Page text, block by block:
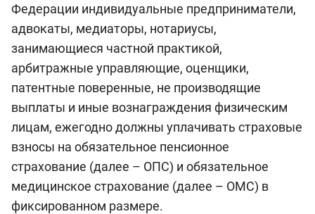
Федерации индивидуальные предприниматели,
адвокаты, медиаторы, нотариусы,
занимающиеся частной практикой,
арбитражные управляющие, оценщики,
патентные поверенные, не производящие
выплаты и иные вознаграждения физическим
лицам, ежегодно должны уплачивать страховые
взносы на обязательное пенсионное
страхование (далее – ОПС) и обязательное
медицинское страхование (далее – ОМС) в
фиксированном размере.